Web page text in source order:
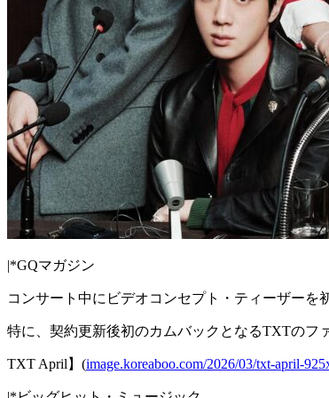
|*GQマガジン
コンサート中にビデオコンセプト・ティーザーを
特に、契約更新後初のカムバックとなるTXTのフ
TXT April】(image.koreaboo.com/2026/03/txt-april-